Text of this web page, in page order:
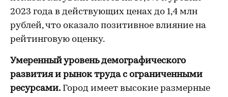
2023 года в действующих ценах до 1,4 млн
рублей, что оказало позитивное влияние на
рейтинговую оценку.
Умеренный уровень демографического
развития и рынок труда с ограниченными
ресурсами. Город имеет высокие размерные